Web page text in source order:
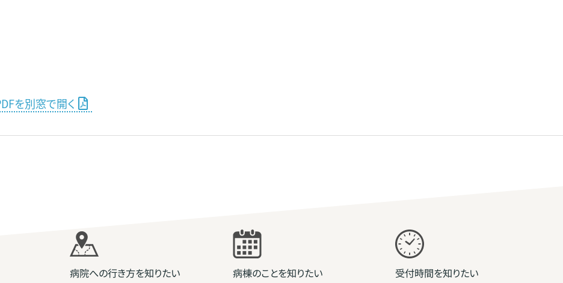
を別窓で開く
病院への行き方を知りたい 病棟のことを知りたい 受付時間を知りたい